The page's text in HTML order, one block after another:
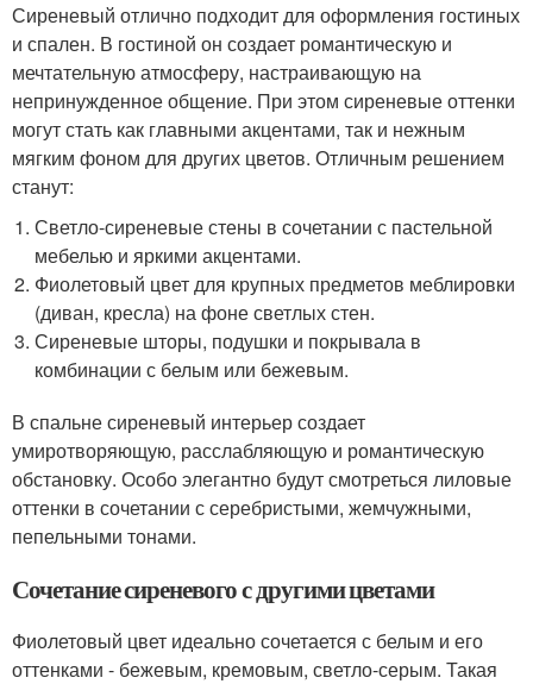
Сиреневый отлично подходит для оформления гостиных
и спален. В гостиной он создает романтическую и
мечтательную атмосферу, настраивающую на
непринужденное общение. При этом сиреневые оттенки
могут стать как главными акцентами, так и нежным
мягким фоном для других цветов. Отличным решением
станут:
Светло-сиреневые стены в сочетании с пастельной
мебелью и яркими акцентами.
Фиолетовый цвет для крупных предметов меблировки
(диван, кресла) на фоне светлых стен.
Сиреневые шторы, подушки и покрывала в
комбинации с белым или бежевым.
В спальне сиреневый интерьер создает
умиротворяющую, расслабляющую и романтическую
обстановку. Особо элегантно будут смотреться лиловые
оттенки в сочетании с серебристыми, жемчужными,
пепельными тонами.
Сочетание сиреневого с другими цветами
Фиолетовый цвет идеально сочетается с белым и его
оттенками - бежевым, кремовым, светло-серым. Такая